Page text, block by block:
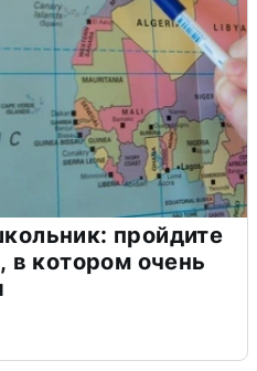
пройдите
в котором очень